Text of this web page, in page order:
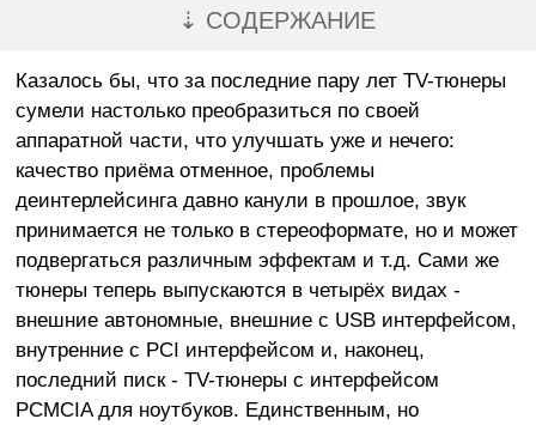
⇣ СОДЕРЖАНИЕ
Казалось бы, что за последние пару лет TV-тюнеры
сумели настолько преобразиться по своей
аппаратной части, что улучшать уже и нечего:
качество приёма отменное, проблемы
деинтерлейсинга давно канули в прошлое, звук
принимается не только в стереоформате, но и может
подвергаться различным эффектам и т.д. Сами же
тюнеры теперь выпускаются в четырёх видах -
внешние автономные, внешние с USB интерфейсом,
внутренние с PCI интерфейсом и, наконец,
последний писк - TV-тюнеры с интерфейсом
PCMCIA для ноутбуков. Единственным, но